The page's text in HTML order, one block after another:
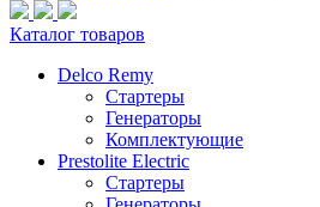
Каталог товаров
Delco Remy
Стартеры
Генераторы
Комплектующие
Prestolite Electric
Стартеры